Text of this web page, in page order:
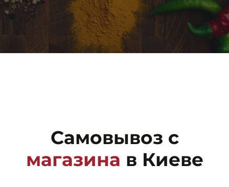
Самовывоз с
магазина в Киеве